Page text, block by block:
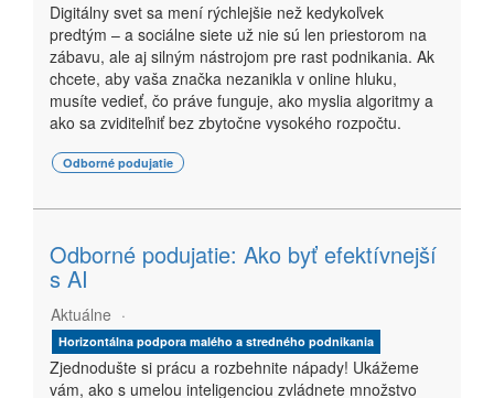
Digitálny svet sa mení rýchlejšie než kedykoľvek
predtým – a sociálne siete už nie sú len priestorom na
zábavu, ale aj silným nástrojom pre rast podnikania. Ak
chcete, aby vaša značka nezanikla v online hluku,
musíte vedieť, čo práve funguje, ako myslia algoritmy a
ako sa zviditeľniť bez zbytočne vysokého rozpočtu.
Odborné podujatie
Odborné podujatie: Ako byť efektívnejší
s AI
Aktuálne
Horizontálna podpora malého a stredného podnikania
Zjednodušte si prácu a rozbehnite nápady! Ukážeme
vám, ako s umelou inteligenciou zvládnete množstvo